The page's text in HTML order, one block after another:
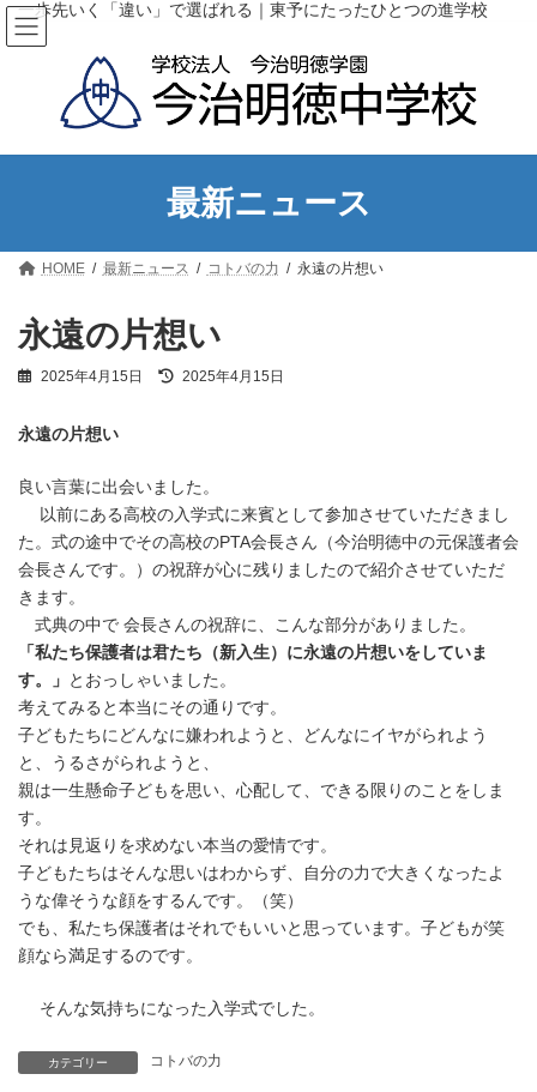
コ
ン
テ
キ
ナ
ビ
ゲ
に
一歩先いく「違い」で選ばれる｜東予にたったひとつの進学校
最新ニュース
HOME 最新ニュース コトバの力 永遠の片想い
永遠の片想い
2025年4月15日
最
時
:
2025年4月15日
永遠の片想い
良い言葉に出会いました。
以前にある高校の入学式に来賓として参加させていただきまし
た。式の途中でその高校のPTA会長さん（今治明徳中の元保護者会
会長さんです。）の祝辞が心に残りましたので紹介させていただ
きます。
式典の中で 会長さんの祝辞に、こんな部分がありました。
「私たち保護者は君たち（新入生）に永遠の片想いをしていま
す。」 とおっしゃいました。
考えてみると本当にその通りです。
子どもたちにどんなに嫌われようと、どんなにイヤがられよう
と、うるさがられようと、
親は一生懸命子どもを思い、心配して、できる限りのことをしま
す。
それは見返りを求めない本当の愛情です。
子どもたちはそんな思いはわからず、自分の力で大きくなったよ
うな偉そうな顔をするんです。（笑）
でも、私たち保護者はそれでもいいと思っています。子どもが笑
顔なら満足するのです。
そんな気持ちになった入学式でした。
カテゴリー コトバの力